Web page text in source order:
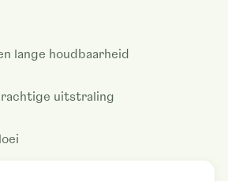
lange houdbaarheid
uitstraling